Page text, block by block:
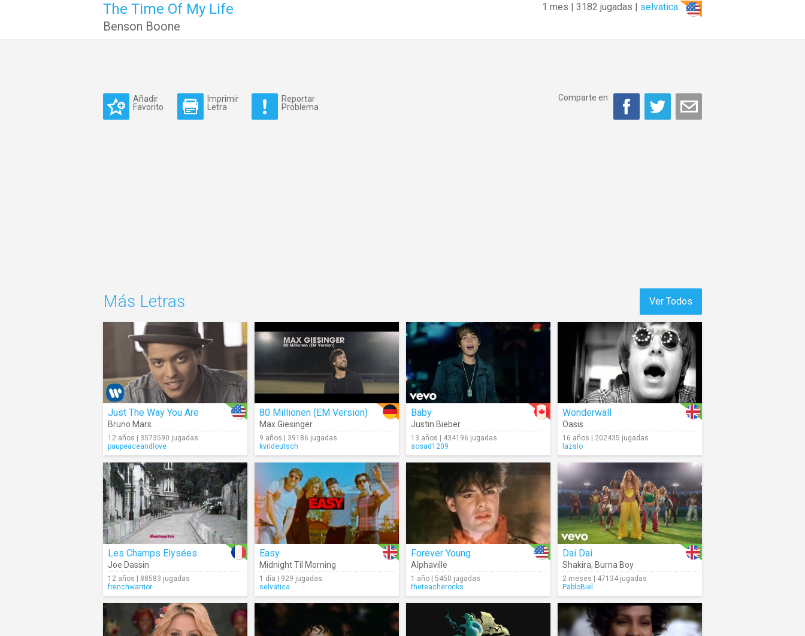
1 mes | 3182 jugadas | selvatica
The Time Of My Life
Benson Boone
Añadir
Favorito
Imprimir
Letra
Reportar
Problema
Comparte en:
Ver Todos
Más Letras
Just The Way You Are
Bruno Mars
12 años | 3573590 jugadas
paupeaceandlove
80 Millionen (EM Version)
Max Giesinger
9 años | 39186 jugadas
kvrideutsch
Baby
Justin Bieber
13 años | 434196 jugadas
sosad1209
Wonderwall
Oasis
16 años | 202435 jugadas
lazslo
Les Champs Elysées
Joe Dassin
12 años | 88583 jugadas
frenchwarrior
Easy
Midnight Til Morning
1 día | 929 jugadas
selvatica
Forever Young
Alphaville
1 año | 5450 jugadas
theteacherocks
Dai Dai
Shakira, Burna Boy
2 meses | 47134 jugadas
PabloBiel